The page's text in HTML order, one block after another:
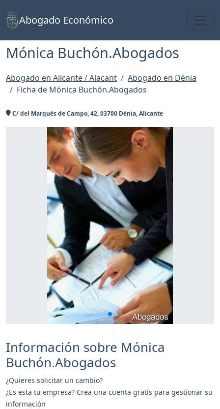
Abogado Económico
Mónica Buchón.Abogados
Abogado en Alicante / Alacant
Abogado en Dénia
Ficha de Mónica Buchón.Abogados
C/ del Marqués de Campo, 42, 03700 Dénia, Alicante
Información sobre Mónica
Buchón.Abogados
¿Quieres solicitar un cambio?
¿Es esta tu empresa? Crea una cuenta gratis para gestionar su
información